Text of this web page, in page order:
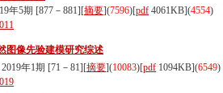
年5期 [877－881][摘要](7596)[pdf 4061KB](4554)
图像先验建模研究综述
2019年1期 [71－81][摘要](10083)[pdf 1094KB](6549)